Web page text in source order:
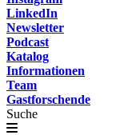
LinkedIn
Newsletter
Podcast
Katalog
Informationen
Team
Gastforschende
Suche